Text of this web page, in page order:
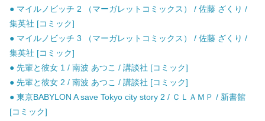
● マイルノビッチ 2 （マーガレットコミックス） / 佐藤 ざくり /
集英社 [コミック]
● マイルノビッチ 3 （マーガレットコミックス） / 佐藤 ざくり /
集英社 [コミック]
● 先輩と彼女 1 / 南波 あつこ / 講談社 [コミック]
● 先輩と彼女 2 / 南波 あつこ / 講談社 [コミック]
● 東京BABYLON A save Tokyo city story 2 / ＣＬＡＭＰ / 新書館
[コミック]